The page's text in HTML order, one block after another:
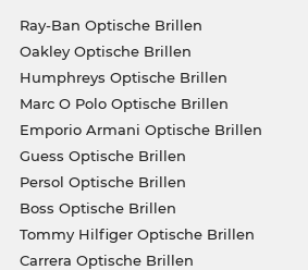
Ray-Ban Optische Brillen
Oakley Optische Brillen
Humphreys Optische Brillen
Marc O Polo Optische Brillen
Emporio Armani Optische Brillen
Guess Optische Brillen
Persol Optische Brillen
Boss Optische Brillen
Tommy Hilfiger Optische Brillen
Carrera Optische Brillen